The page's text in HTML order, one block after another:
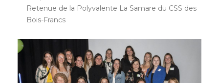
Retenue de la Polyvalente La Samare du CSS des
Bois-Francs